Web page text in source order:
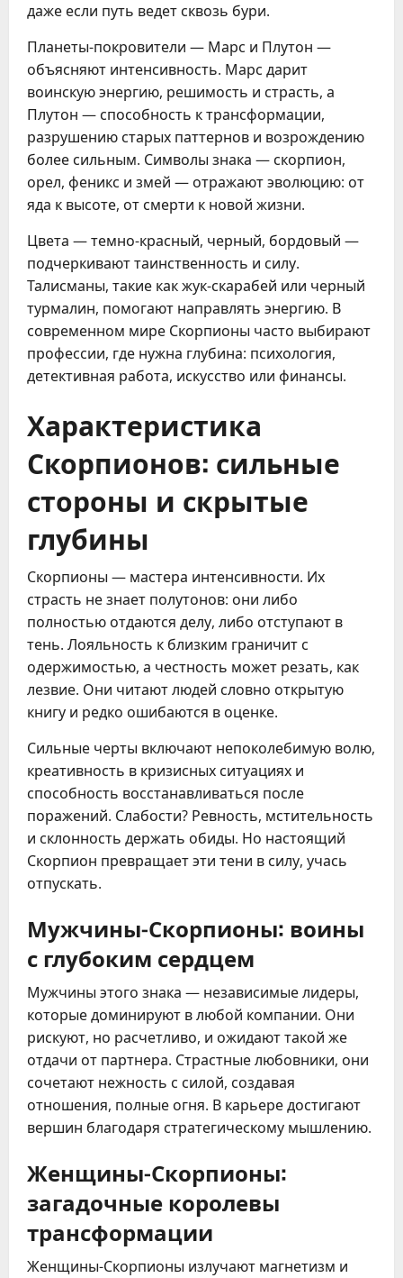
даже если путь ведет сквозь бури.
Планеты-покровители — Марс и Плутон —
объясняют интенсивность. Марс дарит
воинскую энергию, решимость и страсть, а
Плутон — способность к трансформации,
разрушению старых паттернов и возрождению
более сильным. Символы знака — скорпион,
орел, феникс и змей — отражают эволюцию: от
яда к высоте, от смерти к новой жизни.
Цвета — темно-красный, черный, бордовый —
подчеркивают таинственность и силу.
Талисманы, такие как жук-скарабей или черный
турмалин, помогают направлять энергию. В
современном мире Скорпионы часто выбирают
профессии, где нужна глубина: психология,
детективная работа, искусство или финансы.
Характеристика
Скорпионов: сильные
стороны и скрытые
глубины
Скорпионы — мастера интенсивности. Их
страсть не знает полутонов: они либо
полностью отдаются делу, либо отступают в
тень. Лояльность к близким граничит с
одержимостью, а честность может резать, как
лезвие. Они читают людей словно открытую
книгу и редко ошибаются в оценке.
Сильные черты включают непоколебимую волю,
креативность в кризисных ситуациях и
способность восстанавливаться после
поражений. Слабости? Ревность, мстительность
и склонность держать обиды. Но настоящий
Скорпион превращает эти тени в силу, учась
отпускать.
Мужчины-Скорпионы: воины
с глубоким сердцем
Мужчины этого знака — независимые лидеры,
которые доминируют в любой компании. Они
рискуют, но расчетливо, и ожидают такой же
отдачи от партнера. Страстные любовники, они
сочетают нежность с силой, создавая
отношения, полные огня. В карьере достигают
вершин благодаря стратегическому мышлению.
Женщины-Скорпионы:
загадочные королевы
трансформации
Женщины-Скорпионы излучают магнетизм и